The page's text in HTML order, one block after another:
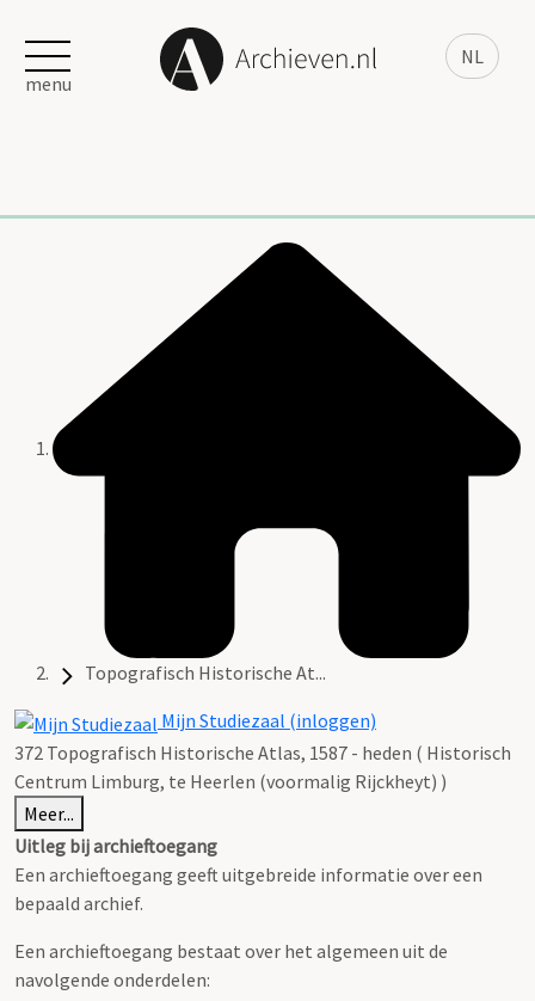
NL
menu
Topografisch Historische At...
Mijn Studiezaal (inloggen)
372 Topografisch Historische Atlas, 1587 - heden ( Historisch
Centrum Limburg, te Heerlen (voormalig Rijckheyt) )
Meer...
Uitleg bij archieftoegang
Een archieftoegang geeft uitgebreide informatie over een
bepaald archief.
Een archieftoegang bestaat over het algemeen uit de
navolgende onderdelen: